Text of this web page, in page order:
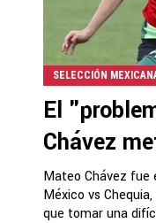
SELECCIÓN
El
Chávez
Mateo Chávez fue
México vs
que tomar una